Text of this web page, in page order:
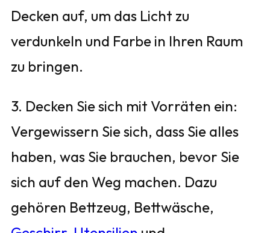
Decken auf, um das Licht zu
verdunkeln und Farbe in Ihren Raum
zu bringen.
3. Decken Sie sich mit Vorräten ein:
Vergewissern Sie sich, dass Sie alles
haben, was Sie brauchen, bevor Sie
sich auf den Weg machen. Dazu
gehören Bettzeug, Bettwäsche,